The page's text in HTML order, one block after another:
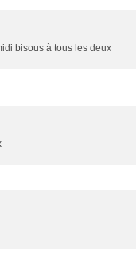
bisous à tous les deux